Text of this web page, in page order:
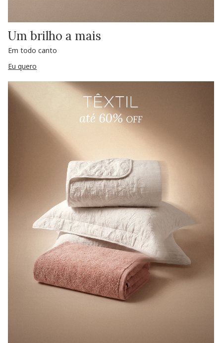
Um brilho a mais
Em todo canto
Eu quero